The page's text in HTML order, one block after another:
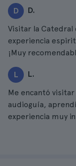
D D.
Visitar la Catedral
experiencia
¡Muy
L L.
Me encantó
audioguía,
experiencia muy